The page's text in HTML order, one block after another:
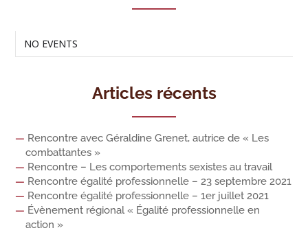
NO EVENTS
Articles récents
Rencontre avec Géraldine Grenet, autrice de « Les
combattantes »
Rencontre – Les comportements sexistes au travail
Rencontre égalité professionnelle – 23 septembre 2021
Rencontre égalité professionnelle – 1er juillet 2021
Évènement régional « Égalité professionnelle en
action »